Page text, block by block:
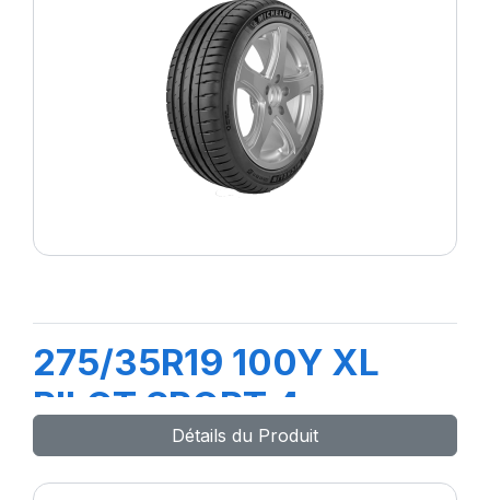
275/35R19 100Y XL
PILOT SPORT 4
Détails du Produit